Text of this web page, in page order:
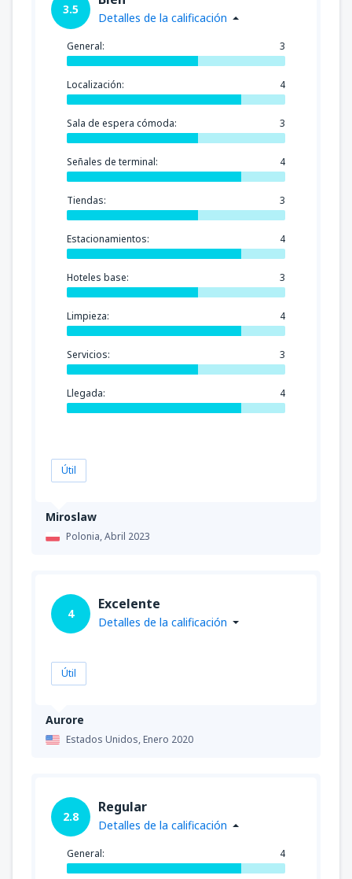
Miroslaw
Polonia,Abril 2023
3.5
Detalles de la calificación
General: 3
Localización: 4
Sala de espera cómoda: 3
Señales de terminal: 4
Tiendas: 3
Estacionamientos: 4
Hoteles base: 3
Limpieza: 4
Servicios: 3
Llegada: 4
Útil
Aurore
Estados Unidos,Enero 2020
4
Excelente
Detalles de la calificación
Útil
2.8
Regular
Detalles de la calificación
General: 4